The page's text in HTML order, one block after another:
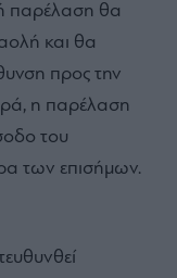
παρέλαση θα
και θα
προς την
η παρέλαση
του
των επισήμων.